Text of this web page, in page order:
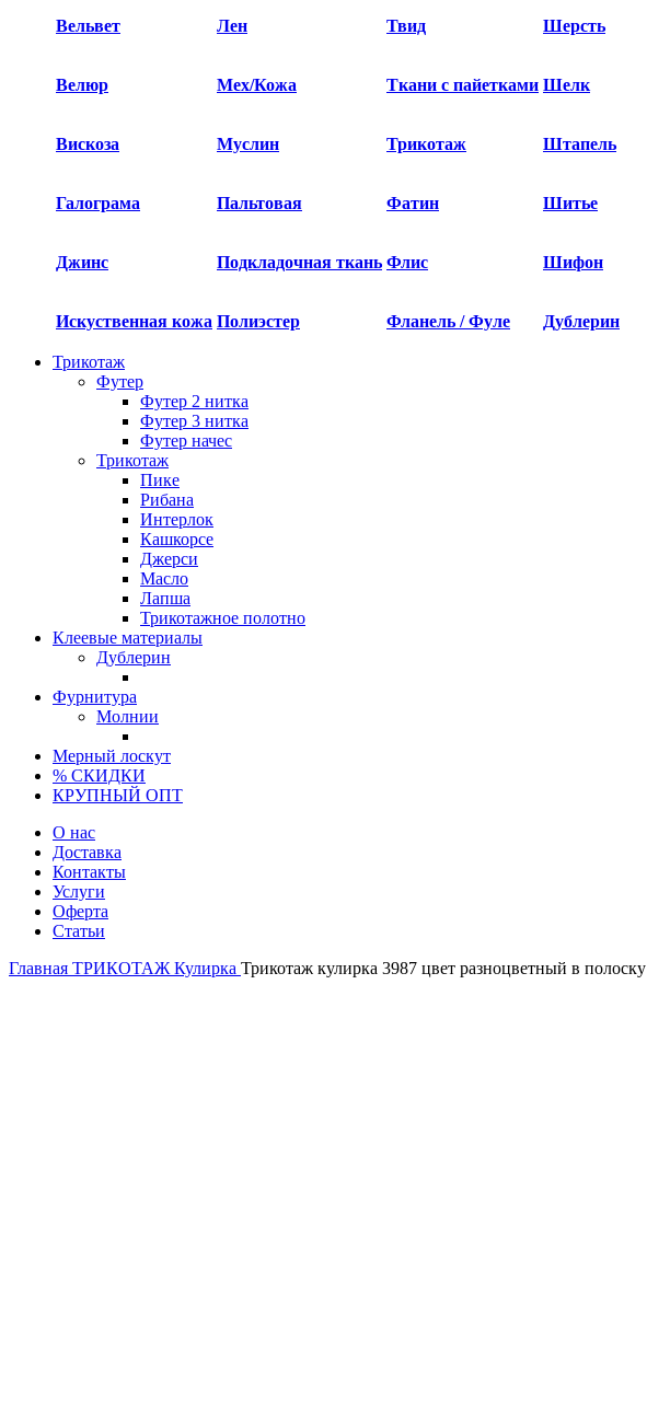
Вельвет Лен Твид Шерсть
Велюр Мех/Кожа Ткани с пайетками Шелк
Вискоза Муслин Трикотаж Штапель
Галограма Пальтовая Фатин Шитье
Джинс Подкладочная ткань Флис Шифон
Искуственная кожа Полиэстер Фланель / Фуле Дублерин
Трикотаж
Футер
Футер 2 нитка​
Футер 3 нитка​
Футер начес
Трикотаж
Пике
Рибана
Интерлок
Кашкорсе
Джерси
Масло
Лапша
Трикотажное полотно
Клеевые материалы
Дублерин
Фурнитура
Молнии
Мерный лоскут
% СКИДКИ
КРУПНЫЙ ОПТ
О нас
Доставка
Контакты
Услуги
Оферта
Статьи
Главная ТРИКОТАЖ Кулирка Трикотаж кулирка 3987 цвет разноцветный в полоску